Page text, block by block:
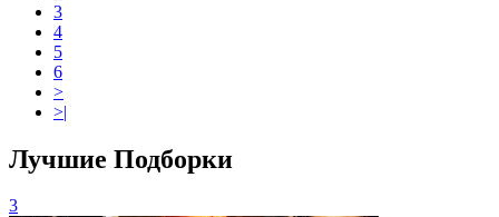
3
4
5
6
>
>|
Лучшие Подборки
3